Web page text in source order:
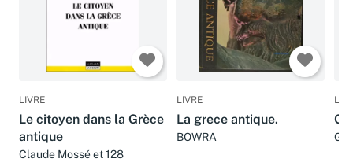
LIVRE
Le citoyen dans la Grèce
antique
Claude Mossé et 128
LIVRE
La grece antique.
BOWRA